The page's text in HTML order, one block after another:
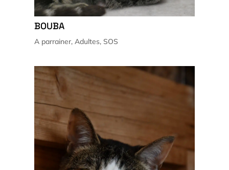
BOUBA
A parrainer,Adultes, SOS